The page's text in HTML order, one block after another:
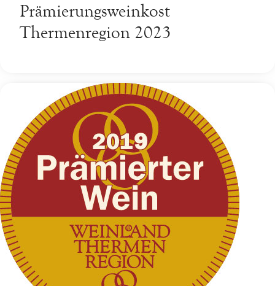
Prämierungsweinkost
Thermenregion 2023